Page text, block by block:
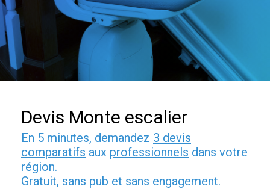
Devis Monte escalier
En 5 minutes, demandez 3 devis
comparatifs aux professionnels dans votre
région.
Gratuit, sans pub et sans engagement.